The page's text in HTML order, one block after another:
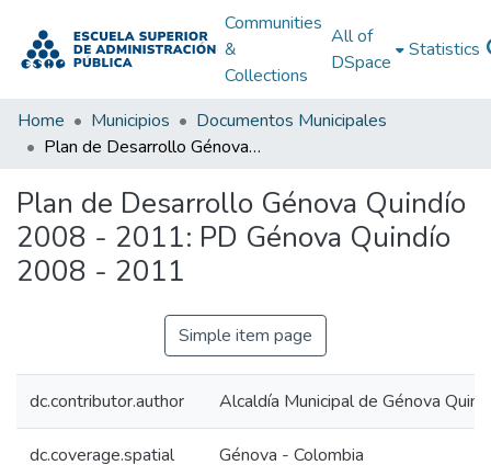
Communities
&
Collections
All of
DSpace
Statistics
Home Municipios
Documentos Municipales
Plan de Desarrollo Génova Quindío 2008 - 2011: PD Génova Quindío 2008 - 2011
Plan de Desarrollo Génova Quindío
2008 - 2011: PD Génova Quindío
2008 - 2011
Simple item page
dc.contributor.author Alcaldía Municipal de Génova
dc.coverage.spatial Génova - Colombia